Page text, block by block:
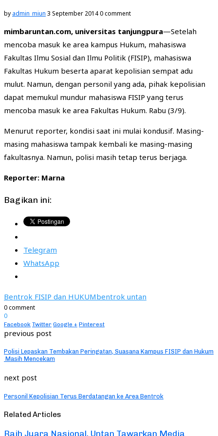
by admin_miun 3 September 20140 comment
mimbaruntan.com, universitas tanjungpura—Setelah
mencoba masuk ke area kampus Hukum, mahasiswa
Fakultas Ilmu Sosial dan Ilmu Politik (FISIP), mahasiswa
Fakultas Hukum beserta aparat kepolisian sempat adu
mulut. Namun, dengan personil yang ada, pihak kepolisian
dapat memukul mundur mahasiswa FISIP yang terus
mencoba masuk ke area Fakultas Hukum. Rabu (3/9).
Menurut reporter, kondisi saat ini mulai kondusif. Masing-
masing mahasiswa tampak kembali ke masing-masing
fakultasnya. Namun, polisi masih tetap terus berjaga.
Reporter: Marna
Bagikan ini:
Telegram
WhatsApp
Bentrok FISIP dan HUKUMbentrok untan
0 comment
0
Facebook Twitter Google + Pinterest
previous post
Polisi Lepaskan Tembakan Peringatan, Suasana Kampus FISIP dan Hukum
Masih Mencekam
next post
Personil Kepolisian Terus Berdatangan ke Area Bentrok
Related Articles
Raih Juara Nasional, Untan Tawarkan Media